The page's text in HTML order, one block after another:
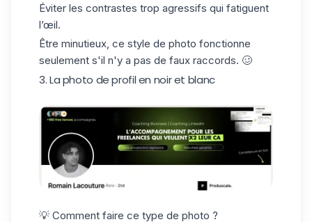
Éviter les contrastes trop agressifs qui fatiguent
l’œil.
Être minutieux, ce style de photo fonctionne
seulement s'il n'y a pas de faux raccords. 🥴
3. La photo de profil en noir et blanc
💡 Comment faire ce type de photo ?